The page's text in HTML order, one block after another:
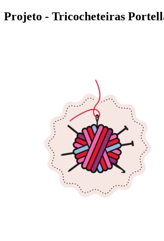
Projeto - Tricocheteiras